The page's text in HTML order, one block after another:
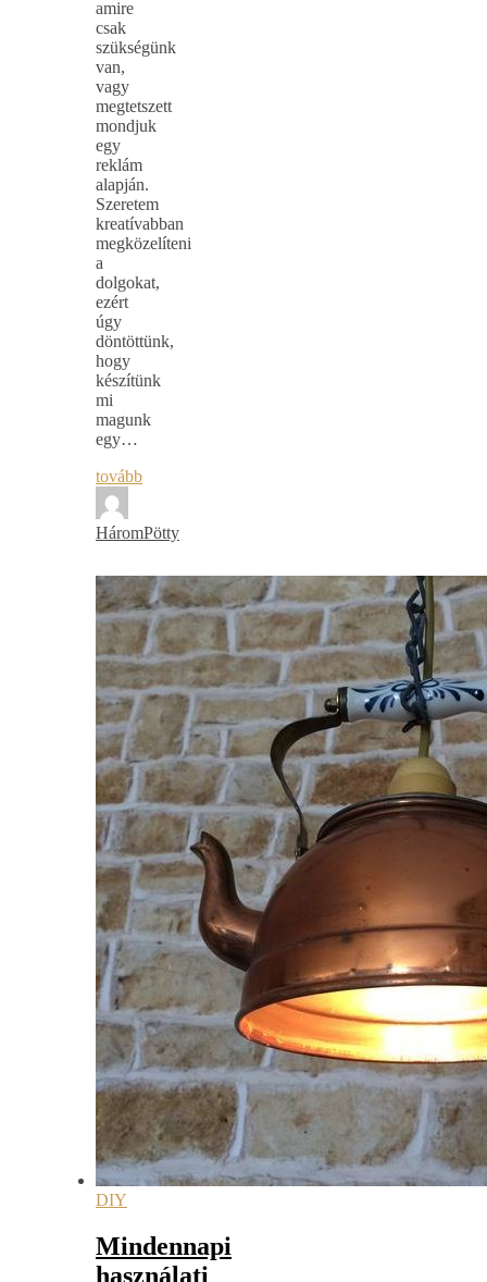
amire
csak
szükségünk
van,
vagy
megtetszett
mondjuk
egy
reklám
alapján.
Szeretem
kreatívabban
megközelíteni
a
dolgokat,
ezért
úgy
döntöttünk,
hogy
készítünk
mi
magunk
egy…
tovább
HáromPötty
DIY
Mindennapi
használati